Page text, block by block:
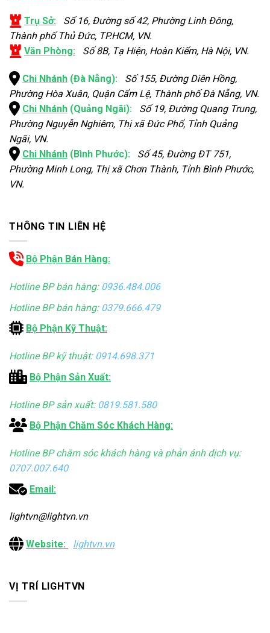
Trụ Sở: Số 16, Đường số 42, Phường Linh Đông,
Thành phố Thủ Đức, TP.HCM, VN.
Văn Phòng: Số 8B, Tạ Hiện, Hoàn Kiếm, Hà Nội, VN.
Chi Nhánh (Đà Nẵng): Số 155, Đường Diên Hồng,
Phường Hòa Xuân, Quận Cẩm Lệ, Thành phố Đà Nẵng, VN.
Chi Nhánh (Quảng Ngãi): Số 19, Đường Quang Trung,
Phường Nguyễn Nghiêm, Thị xã Đức Phổ, Tỉnh Quảng
Ngãi, VN.
Chi Nhánh (Bình Phước): Số 45, Đường ĐT 751,
Phường Minh Long, Thị xã Chơn Thành, Tỉnh Bình Phước,
VN.
THÔNG TIN LIÊN HỆ
Bộ Phận Bán Hàng:
Hotline BP bán hàng: 0936.484.006
Hotline BP bán hàng: 0379.666.479
Bộ Phận Kỹ Thuật:
Hotline BP kỹ thuật: 0914.698.371
Bộ Phận Sản Xuất:
Hotline BP sản xuất: 0819.581.580
Bộ Phận Chăm Sóc Khách Hàng:
Hotline BP chăm sóc khách hàng và phản ánh dịch vụ:
0707.007.640
Email:
lightvn@lightvn.vn
Website: lightvn.vn
VỊ TRÍ LIGHTVN